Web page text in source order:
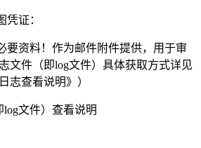
凭证：
要资料！作为邮件附件提供，用于审
文件（即log文件）具体获取方式详见
志查看说明》）
文件）查看说明